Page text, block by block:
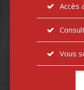
Accès
Vous